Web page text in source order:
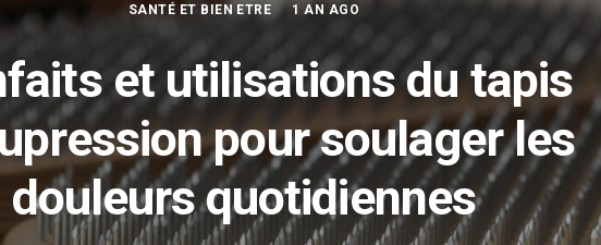
SANTÉ ET BIEN ETRE 1 AN AGO
et utilisations du tapis
pour soulager les
douleurs quotidiennes